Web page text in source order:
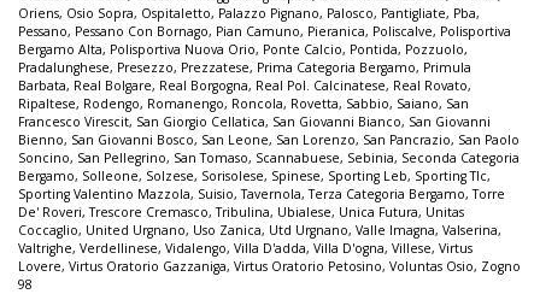
Oriens, Osio Sopra, Ospitaletto, Palazzo Pignano, Palosco, Pantigliate, Pba,
Pessano, Pessano Con Bornago, Pian Camuno, Pieranica, Poliscalve, Polisportiva
Bergamo Alta, Polisportiva Nuova Orio, Ponte Calcio, Pontida, Pozzuolo,
Pradalunghese, Presezzo, Prezzatese, Prima Categoria Bergamo, Primula
Barbata, Real Bolgare, Real Borgogna, Real Pol. Calcinatese, Real Rovato,
Ripaltese, Rodengo, Romanengo, Roncola, Rovetta, Sabbio, Saiano, San
Francesco Virescit, San Giorgio Cellatica, San Giovanni Bianco, San Giovanni
Bienno, San Giovanni Bosco, San Leone, San Lorenzo, San Pancrazio, San Paolo
Soncino, San Pellegrino, San Tomaso, Scannabuese, Sebinia, Seconda Categoria
Bergamo, Solleone, Solzese, Sorisolese, Spinese, Sporting Leb, Sporting Tlc,
Sporting Valentino Mazzola, Suisio,Tavernola,Terza Categoria Bergamo,Torre
De' Roveri,Trescore Cremasco,Tribulina, Ubialese, Unica Futura, Unitas
Coccaglio, United Urgnano, Uso Zanica, Utd Urgnano, Valle Imagna, Valserina,
Valtrighe, Verdellinese, Vidalengo, Villa D'adda, Villa D'ogna, Villese, Virtus
Lovere, Virtus Oratorio Gazzaniga, Virtus Oratorio Petosino, Voluntas Osio, Zogno
98